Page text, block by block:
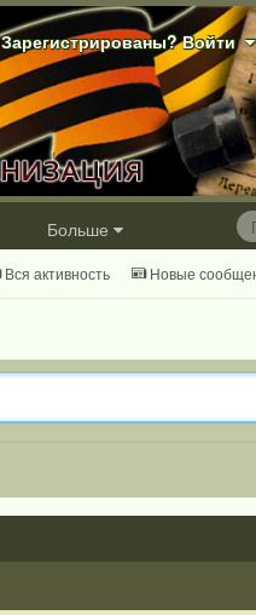
Зарегистрированы? Войти
Больше
Вся активность Новые